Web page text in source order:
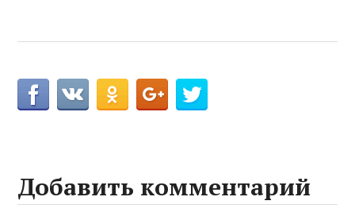
Добавить комментарий